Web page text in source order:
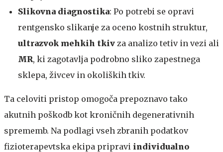
Slikovna diagnostika: Po potrebi se opravi
rentgensko slikanje za oceno kostnih struktur,
ultrazvok mehkih tkiv za analizo tetiv in vezi ali
MR, ki zagotavlja podrobno sliko zapestnega
sklepa, živcev in okoliških tkiv.
Ta celoviti pristop omogoča prepoznavo tako
akutnih poškodb kot kroničnih degenerativnih
sprememb. Na podlagi vseh zbranih podatkov
fizioterapevtska ekipa pripravi individualno